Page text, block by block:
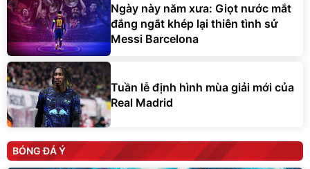
Ngày này năm xưa: Giọt nước mắt
đắng ngắt khép lại thiên tình sử
Messi Barcelona
Tuần lễ định hình mùa giải mới của
Real Madrid
BÓNG ĐÁ Ý